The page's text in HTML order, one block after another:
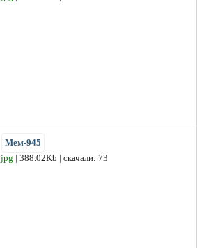
Мем-945
jpg | 388.02Kb | скачали: 73